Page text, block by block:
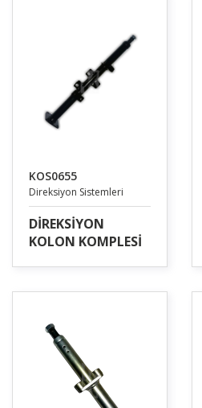
KOS0655
Direksiyon Sistemleri
DİREKSİYON
KOLON KOMPLESİ